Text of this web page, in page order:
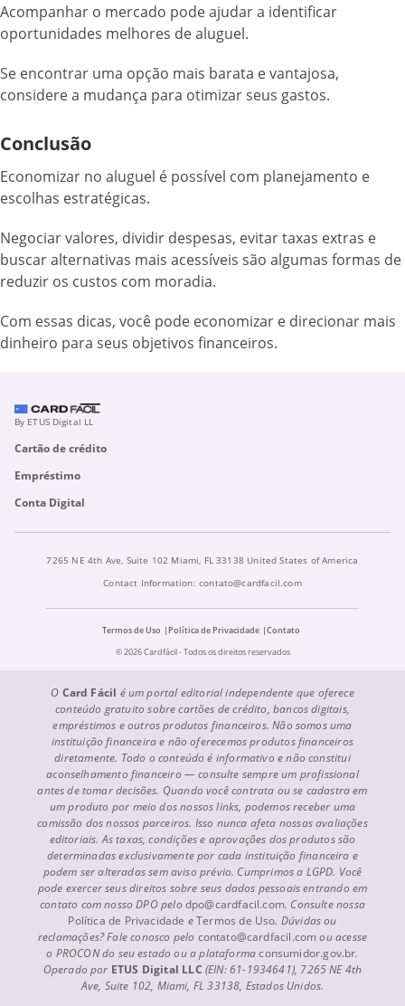
Acompanhar o mercado pode ajudar a identificar
oportunidades melhores de aluguel.
Se encontrar uma opção mais barata e vantajosa,
considere a mudança para otimizar seus gastos.
Conclusão
Economizar no aluguel é possível com planejamento e
escolhas estratégicas.
Negociar valores, dividir despesas, evitar taxas extras e
buscar alternativas mais acessíveis são algumas formas de
reduzir os custos com moradia.
Com essas dicas, você pode economizar e direcionar mais
dinheiro para seus objetivos financeiros.
By ETUS Digital LL
Cartão de crédito
Empréstimo
Conta Digital
7265 NE 4th Ave, Suite 102 Miami, FL 33138 United States of America
Contact Information: contato@cardfacil.com
Termos de Uso Política de Privacidade
Contato
© 2026 Cardfácil - Todos os direitos reservados
O Card Fácil é um portal editorial independente que oferece
conteúdo gratuito sobre cartões de crédito, bancos digitais,
empréstimos e outros produtos financeiros. Não somos uma
instituição financeira e não oferecemos produtos financeiros
diretamente. Todo o conteúdo é informativo e não constitui
aconselhamento financeiro — consulte sempre um profissional
antes de tomar decisões. Quando você contrata ou se cadastra em
um produto por meio dos nossos links, podemos receber uma
comissão dos nossos parceiros. Isso nunca afeta nossas avaliações
editoriais. As taxas, condições e aprovações dos produtos são
determinadas exclusivamente por cada instituição financeira e
podem ser alteradas sem aviso prévio. Cumprimos a LGPD. Você
pode exercer seus direitos sobre seus dados pessoais entrando em
contato com nosso DPO pelo dpo@cardfacil.com. Consulte nossa
Política de Privacidade eTermos de Uso. Dúvidas ou
reclamações? Fale conosco pelo contato@cardfacil.comou acesse
o PROCON do seu estado ou a plataformaconsumidor.gov.br.
Operado por ETUS Digital LLC (EIN: 61-1934641), 7265 NE 4th
Ave, Suite 102, Miami, FL 33138, Estados Unidos.